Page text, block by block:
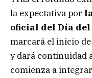
la expectativa por
oficial del Día
marcará el inicio
y dará continuidad
comienza a